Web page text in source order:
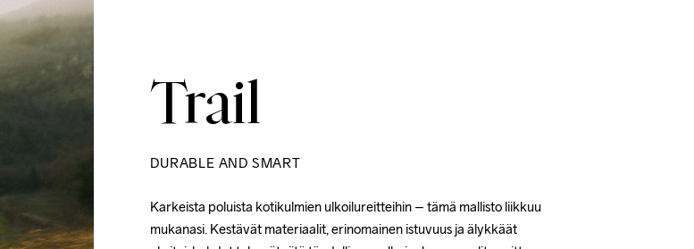
Trail
DURABLE AND SMART
Karkeista poluista kotikulmien ulkoilureitteihin – tämä mallisto liikkuu
mukanasi. Kestävät materiaalit, erinomainen istuvuus ja älykkäät